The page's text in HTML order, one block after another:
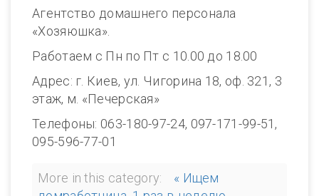
Агентство домашнего персонала
«Хозяюшка».
Работаем с Пн по Пт с 10.00 до 18.00
Адрес: г. Киев, ул. Чигорина 18, оф. 321, 3
этаж, м. «Печерская»
Телефоны: 063-180-97-24, 097-171-99-51,
095-596-77-01
More in this category:
« Ищем